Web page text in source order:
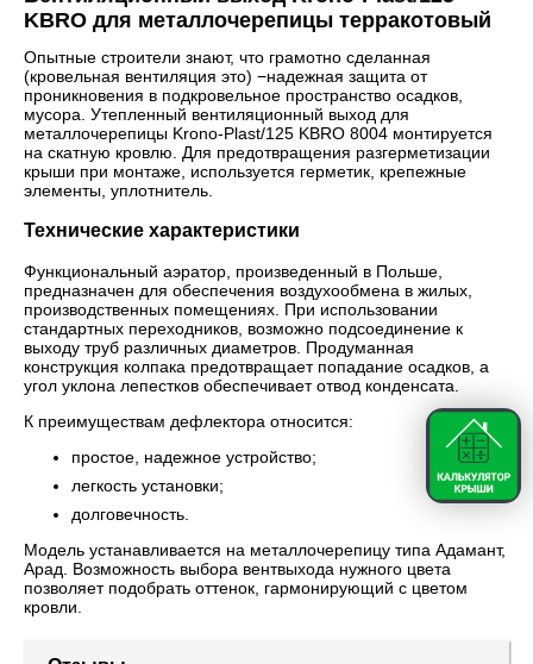
KBRO для металлочерепицы терракотовый
Опытные строители знают, что грамотно сделанная
(кровельная вентиляция это) −надежная защита от
проникновения в подкровельное пространство осадков,
мусора. Утепленный вентиляционный выход для
металлочерепицы Krono-Plast/125 KBRO 8004 монтируется
на скатную кровлю. Для предотвращения разгерметизации
крыши при монтаже, используется герметик, крепежные
элементы, уплотнитель.
Технические характеристики
Функциональный аэратор, произведенный в Польше,
предназначен для обеспечения воздухообмена в жилых,
производственных помещениях. При использовании
стандартных переходников, возможно подсоединение к
выходу труб различных диаметров. Продуманная
конструкция колпака предотвращает попадание осадков, а
угол уклона лепестков обеспечивает отвод конденсата.
К преимуществам дефлектора относится:
простое, надежное устройство;
легкость установки;
долговечность.
Модель устанавливается на металлочерепицу типа Адамант,
Арад. Возможность выбора вентвыхода нужного цвета
позволяет подобрать оттенок, гармонирующий с цветом
кровли.